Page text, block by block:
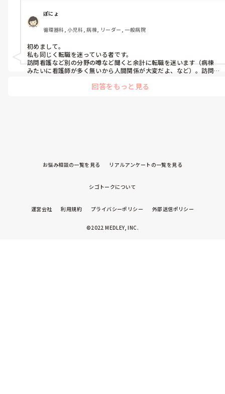
ぽにょ
循環器科, 小児科, 病棟, リーダー, 一般病院
初めまして。
私も同じく転職を迷っている者です。
訪問看護など別の分野の噂など聞くと余計に転職を迷います（病棟
みたいに看護師が多く無いから人間関係が大変だよ、など）。訪問
企業でも働けるスキル（PCスキルなど）も必要だと聞きました。
回答をもっと見る
お悩み相談の一覧を見る リアルアンケートの一覧を見る
シゴトークについて
運営会社 利用規約 プライバシーポリシー 外部送信ポリシー
©2022 MEDLEY, INC.